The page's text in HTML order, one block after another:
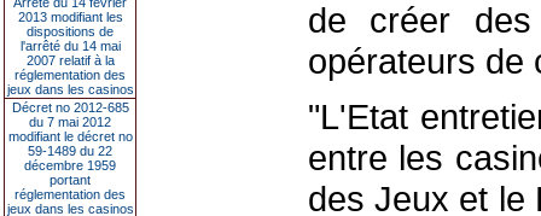
2013 modifiant les
dispositions de
l'arrêté du 14 mai
2007 relatif à la
réglementation des
jeux dans les casinos
Décret no 2012-685
du 7 mai 2012
modifiant le décret no
59-1489 du 22
décembre 1959
portant
réglementation des
jeux dans les casinos
de créer
opérateurs de
"L'Etat
entre les
des Jeux et le